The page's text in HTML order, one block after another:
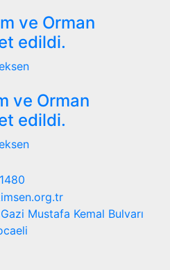
ve Orman
edildi.
ve Orman
edildi.
Mustafa Kemal Bulvarı